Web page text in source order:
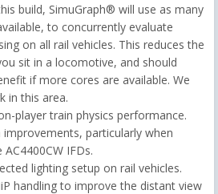
build, SimuGraph® will use as many
to concurrently evaluate
on all rail vehicles. This reduces the
sit in a locomotive, and should
if more cores are available. We
in this area.
player train physics performance.
particularly when
IFDs.
lighting setup on rail vehicles.
handling to improve the distant view